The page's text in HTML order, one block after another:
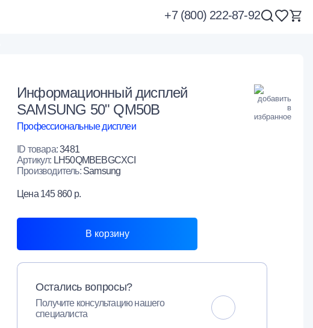
+7 (800) 222-87-92
Информационный дисплей
SAMSUNG 50" QM50B
Профессиональные дисплеи
ID товара:3481
Артикул: LH50QMBEBGCXCI
Производитель: Samsung
Цена 145 860 р.
В корзину
Остались вопросы?
Получите консультацию нашего
специалиста